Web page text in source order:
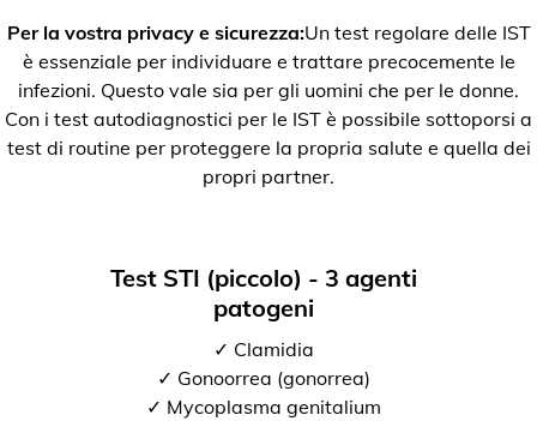
Per la vostra privacy e sicurezza:Un test regolare delle IST
è essenziale per individuare e trattare precocemente le
infezioni. Questo vale sia per gli uomini che per le donne.
Con i test autodiagnostici per le IST è possibile sottoporsi a
test di routine per proteggere la propria salute e quella dei
propri partner.
Test STI (piccolo) - 3 agenti
patogeni
✓ Clamidia
✓ Gonoorrea (gonorrea)
✓ Mycoplasma genitalium